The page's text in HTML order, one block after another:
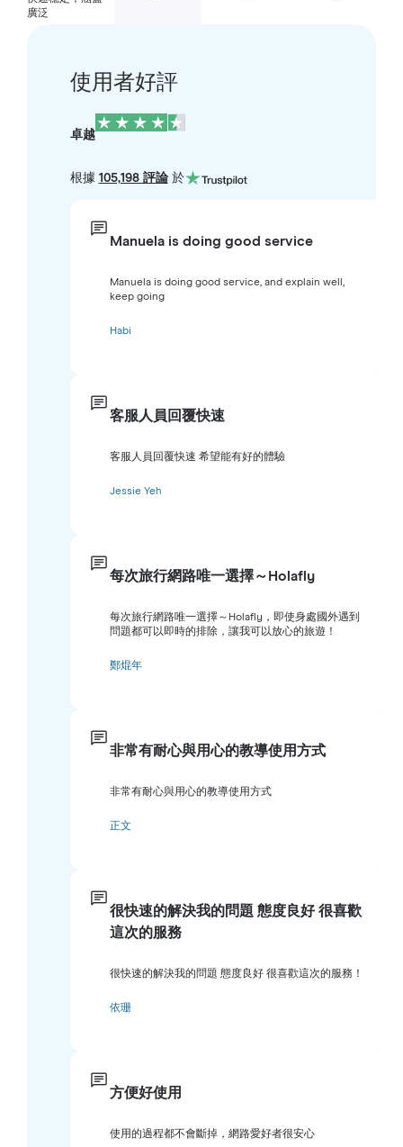
廣泛
使用者好評
卓越
根據 105,198 評論於
Manuela is doing good service
Manuela is doing good service, and explain well,
keep going
Habi
客服人員回覆快速
客服人員回覆快速 希望能有好的體驗
Jessie Yeh
每次旅行網路唯一選擇～Holafly
每次旅行網路唯一選擇～Holafly，即使身處國外遇到
問題都可以即時的排除，讓我可以放心的旅遊！
鄭焜年
非常有耐心與用心的教導使用方式
非常有耐心與用心的教導使用方式
正文
很快速的解決我的問題 態度良好 很喜歡
這次的服務
很快速的解決我的問題 態度良好 很喜歡這次的服務！
依珊
方便好使用
使用的過程都不會斷掉，網路愛好者很安心